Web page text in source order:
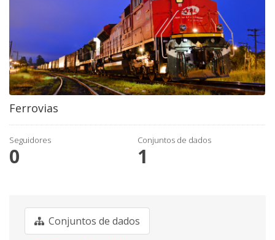
Ferrovias
Seguidores
0
Conjuntos de dados
1
Conjuntos de dados